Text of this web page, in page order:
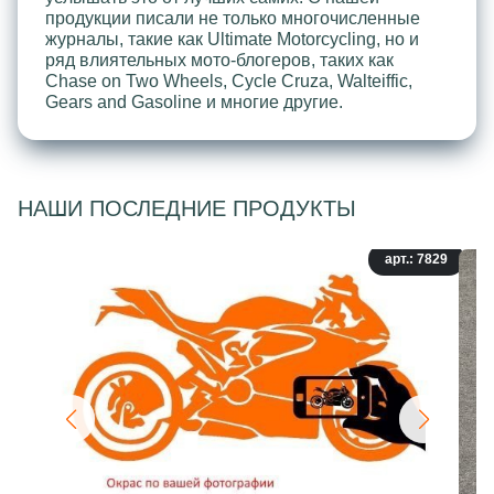
продукции писали не только многочисленные
журналы, такие как Ultimate Motorcycling, но и
ряд влиятельных мото-блогеров, таких как
Chase on Two Wheels, Cycle Cruza, Walteiffic,
Gears and Gasoline и многие другие.
НАШИ ПОСЛЕДНИЕ ПРОДУКТЫ
арт.: 7829